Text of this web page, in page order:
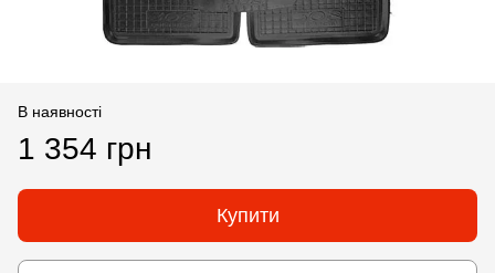
В наявності
1 354 грн
Купити